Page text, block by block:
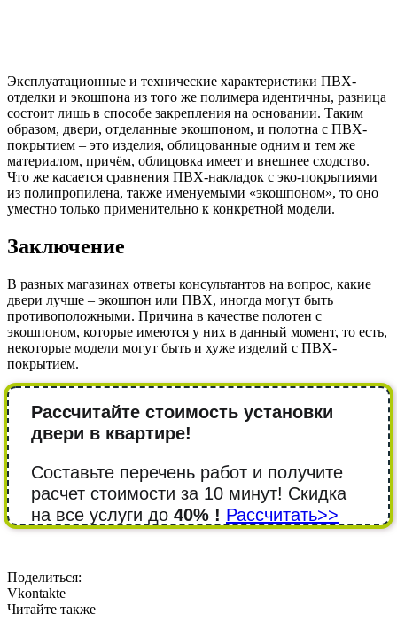
Эксплуатационные и технические характеристики ПВХ-
отделки и экошпона из того же полимера идентичны, разница
состоит лишь в способе закрепления на основании. Таким
образом, двери, отделанные экошпоном, и полотна с ПВХ-
покрытием – это изделия, облицованные одним и тем же
материалом, причём, облицовка имеет и внешнее сходство.
Что же касается сравнения ПВХ-накладок с эко-покрытиями
из полипропилена, также именуемыми «экошпоном», то оно
уместно только применительно к конкретной модели.
Заключение
В разных магазинах ответы консультантов на вопрос, какие
двери лучше – экошпон или ПВХ, иногда могут быть
противоположными. Причина в качестве полотен с
экошпоном, которые имеются у них в данный момент, то есть,
некоторые модели могут быть и хуже изделий с ПВХ-
покрытием.
Рассчитайте стоимость установки
двери в квартире!
Составьте перечень работ и получите
расчет стоимости за 10 минут! Cкидка
на все услуги до 40% ! Рассчитать>>
Поделиться:
Vkontakte
Читайте также